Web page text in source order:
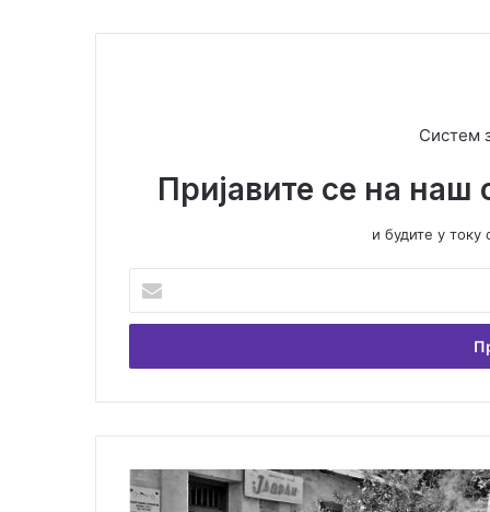
Систем
Пријавите се на наш
и будите у
е
и
В
ш
В
и